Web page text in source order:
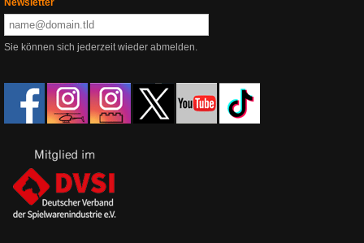
Newsletter
Sie können sich jederzeit wieder abmelden.